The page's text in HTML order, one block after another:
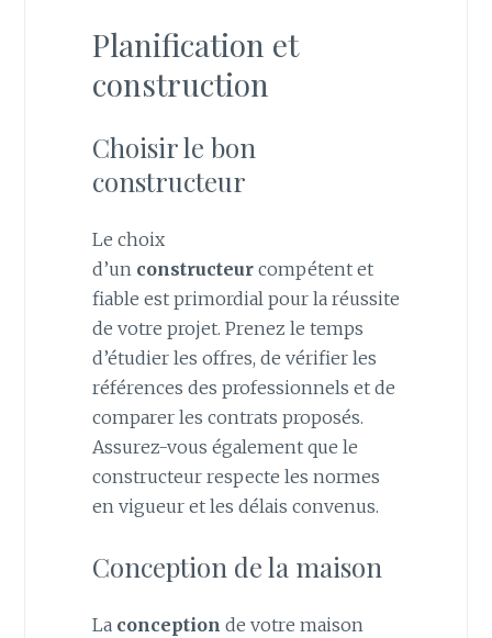
Planification et
construction
Choisir le bon
constructeur
Le choix
d’un constructeurcompétent et
fiable est primordial pour la réussite
de votre projet. Prenez le temps
d’étudier les offres, de vérifier les
références des professionnels et de
comparer les contrats proposés.
Assurez-vous également que le
constructeur respecte les normes
en vigueur et les délais convenus.
Conception de la maison
La conception de votre maison